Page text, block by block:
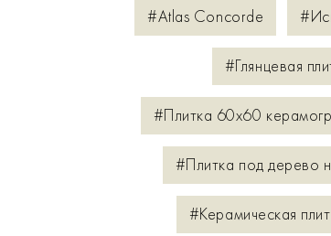
#Atlas Concorde
#Глянцевая
#Плитка 60х60
#Плитка под дерево
#Керамическая